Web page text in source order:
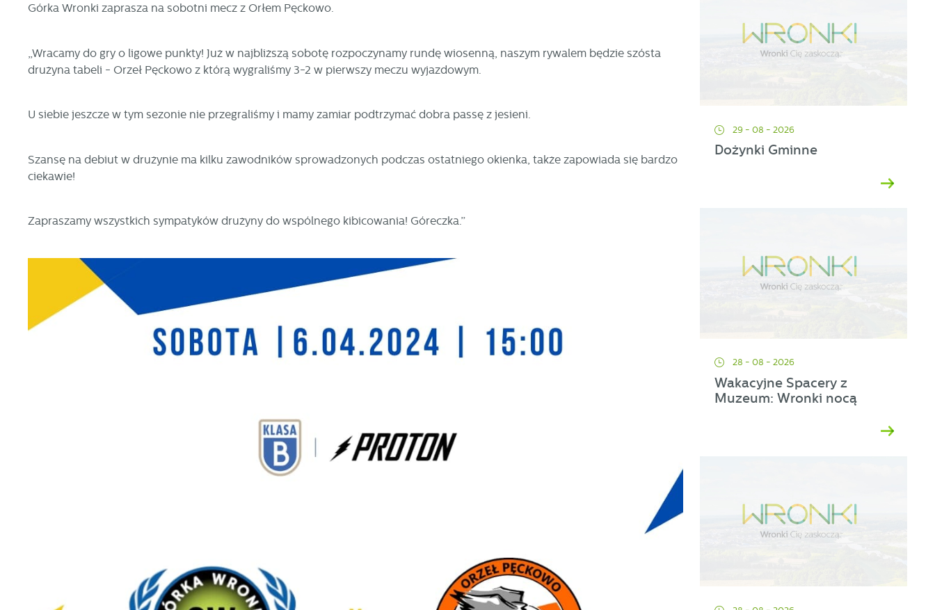
Górka Wronki zaprasza na sobotni mecz z Orłem Pęckowo.
„Wracamy do gry o ligowe punkty! Już w najbliższą sobotę rozpoczynamy rundę wiosenną, naszym rywalem będzie szósta
drużyna tabeli - Orzeł Pęckowo z którą wygraliśmy 3-2 w pierwszy meczu wyjazdowym.
U siebie jeszcze w tym sezonie nie przegraliśmy i mamy zamiar podtrzymać dobra passę z jesieni.
Szansę na debiut w drużynie ma kilku zawodników sprowadzonych podczas ostatniego okienka, także zapowiada się bardzo
ciekawie!
Zapraszamy wszystkich sympatyków drużyny do wspólnego kibicowania! Góreczka.”
29 - 08 - 2026
Dożynki Gminne
28 - 08 - 2026
Wakacyjne Spacery z
Muzeum: Wronki nocą
je wszystkie. W dowolnym momencie możesz dokonać zmiany swoich ustawień.